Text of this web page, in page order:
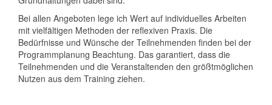
Bei allen Angeboten lege ich Wert auf individuelles Arbeiten
mit vielfältigen Methoden der reflexiven Praxis. Die
Bedürfnisse und Wünsche der Teilnehmenden finden bei der
Programmplanung Beachtung. Das garantiert, dass die
Teilnehmenden und die Veranstaltenden den größtmöglichen
Nutzen aus dem Training ziehen.